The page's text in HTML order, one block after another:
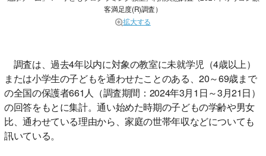
客満足度(R)調査）
拡大する
調査は、過去4年以内に対象の教室に未就学児（4歳以上）
または小学生の子どもを通わせたことのある、20～69歳まで
の全国の保護者661人（調査期間：2024年3月1日～3月21日）
の回答をもとに集計。通い始めた時期の子どもの学齢や男女
比、通わせている理由から、家庭の世帯年収などについても
訊いている。